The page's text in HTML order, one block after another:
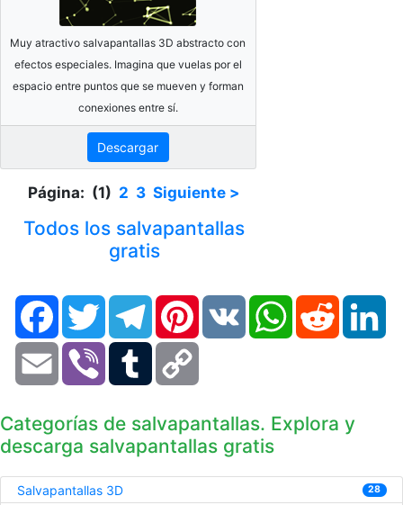
Muy atractivo salvapantallas 3D abstracto con
efectos especiales. Imagina que vuelas por el
espacio entre puntos que se mueven y forman
conexiones entre sí.
Descargar
Página: (1) 2 3 Siguiente >
Todos los salvapantallas
gratis
FacebookTwitter TelegramPinterestVK WhatsAppReddit
Email Viber Tumblr
Categorías de salvapantallas. Explora y
descarga salvapantallas gratis
Salvapantallas 3D 28